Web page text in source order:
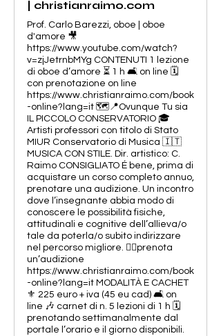
| christianraimo.com
Prof. Carlo Barezzi, oboe | oboe
d'amore 🎥
https://www.youtube.com/watch?
v=zjJetrnbMYg CONTENUTI 1 lezione
di oboe d’amore ⏳ 1 h 🛋️ on line 🗓️
con prenotazione on line
https://www.christianraimo.com/book
-online?lang=it 🗺️📍Ovunque Tu sia
IL PICCOLO CONSERVATORIO 🎓
Artisti professori con titolo di Stato
MIUR Conservatorio di Musica 🇮🇹
MUSICA CON STILE. Dir. artistico: C.
Raimo CONSIGLIATO É bene, prima di
acquistare un corso completo annuo,
prenotare una audizione. Un incontro
dove l’insegnante abbia modo di
conoscere le possibilità fisiche,
attitudinali e cognitive dell’allieva/o
tale da poterla/o subito indirizzare
nel percorso migliore. 👉🏻prenota
un’audizione
https://www.christianraimo.com/book
-online?lang=it MODALITÀ E CACHET
⚜️ 225 euro + iva (45 eu cad) 🛋️ on
line 🎶 carnet di n. 5 lezioni di 1 h 🗓️
prenotando settimanalmente dal
portale l’orario e il giorno disponibili.